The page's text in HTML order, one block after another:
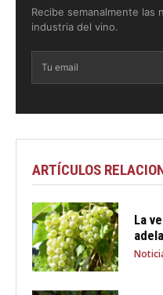
Recibe semanalmente las
industria del vino.
ARTÍCULOS
La